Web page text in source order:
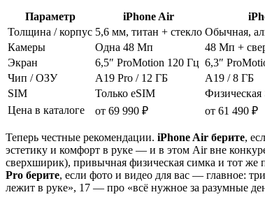
Параметр iPhone Air
Толщина / корпус 5,6 мм, титан + стекло Обычная,
Камеры
Одна 48 Мп 48 Мп +
Экран
6,5″ ProMotion 120 Гц 6,3″
Чип / ОЗУ
A19 Pro / 12 ГБ A19 / 8 ГБ
SIM
Только eSIM
Цена в каталоге
от 69 990 ₽ от 61 490 ₽
Теперь честные рекомендации. iPhone Air берите,
эстетику и комфорт в руке — и в этом Air вне
сверхширик), привычная физическая симка и тот
Pro берите, если фото и видео для вас — главное:
лежит в руке», 17 — про «всё нужное за разумные